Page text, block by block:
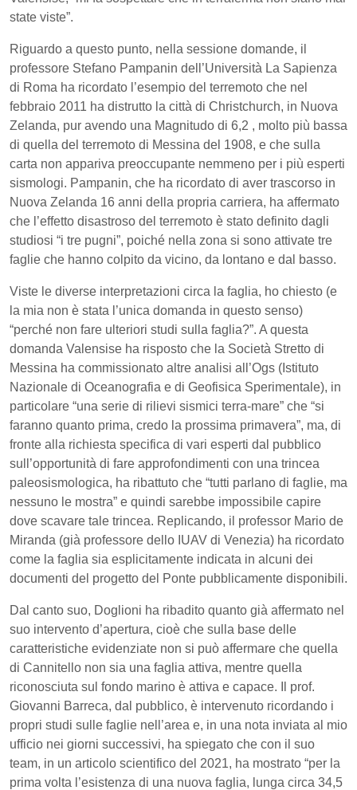
state viste”.
Riguardo a questo punto, nella sessione domande, il
professore Stefano Pampanin dell’Università La Sapienza
di Roma ha ricordato l’esempio del terremoto che nel
febbraio 2011 ha distrutto la città di Christchurch, in Nuova
Zelanda, pur avendo una Magnitudo di 6,2 , molto più bassa
di quella del terremoto di Messina del 1908, e che sulla
carta non appariva preoccupante nemmeno per i più esperti
sismologi. Pampanin, che ha ricordato di aver trascorso in
Nuova Zelanda 16 anni della propria carriera, ha affermato
che l’effetto disastroso del terremoto è stato definito dagli
studiosi “i tre pugni”, poiché nella zona si sono attivate tre
faglie che hanno colpito da vicino, da lontano e dal basso.
Viste le diverse interpretazioni circa la faglia, ho chiesto (e
la mia non è stata l’unica domanda in questo senso)
“perché non fare ulteriori studi sulla faglia?”. A questa
domanda Valensise ha risposto che la Società Stretto di
Messina ha commissionato altre analisi all’Ogs (Istituto
Nazionale di Oceanografia e di Geofisica Sperimentale), in
particolare “una serie di rilievi sismici terra-mare” che “si
faranno quanto prima, credo la prossima primavera”, ma, di
fronte alla richiesta specifica di vari esperti dal pubblico
sull’opportunità di fare approfondimenti con una trincea
paleosismologica, ha ribattuto che “tutti parlano di faglie, ma
nessuno le mostra” e quindi sarebbe impossibile capire
dove scavare tale trincea. Replicando, il professor Mario de
Miranda (già professore dello IUAV di Venezia) ha ricordato
come la faglia sia esplicitamente indicata in alcuni dei
documenti del progetto del Ponte pubblicamente disponibili.
Dal canto suo, Doglioni ha ribadito quanto già affermato nel
suo intervento d’apertura, cioè che sulla base delle
caratteristiche evidenziate non si può affermare che quella
di Cannitello non sia una faglia attiva, mentre quella
riconosciuta sul fondo marino è attiva e capace. Il prof.
Giovanni Barreca, dal pubblico, è intervenuto ricordando i
propri studi sulle faglie nell’area e, in una nota inviata al mio
ufficio nei giorni successivi, ha spiegato che con il suo
team, in un articolo scientifico del 2021, ha mostrato “per la
prima volta l’esistenza di una nuova faglia, lunga circa 34,5